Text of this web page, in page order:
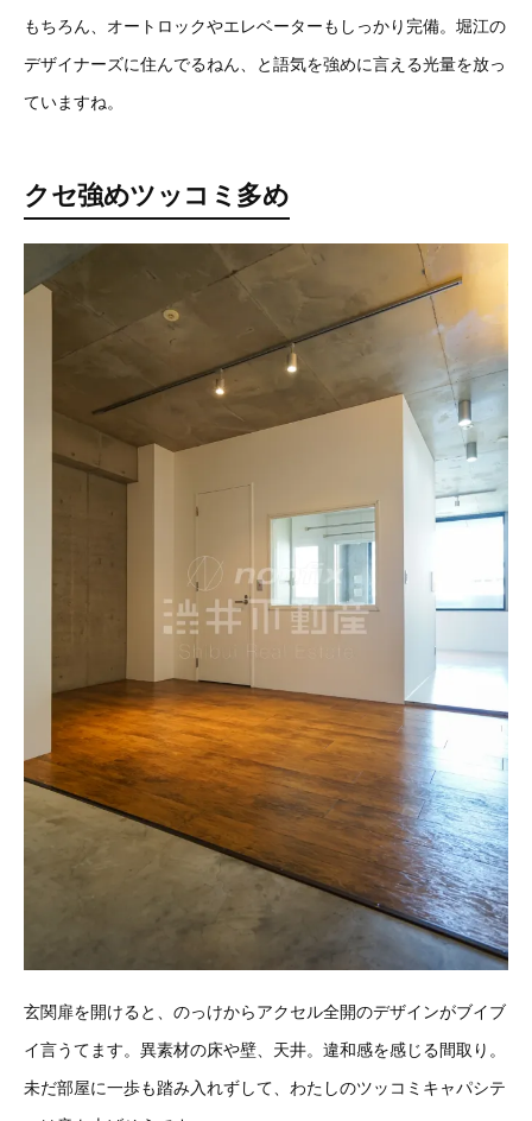
もちろん、オートロックやエレベーターもしっかり完備。堀江の
デザイナーズに住んでるねん、と語気を強めに言える光量を放っ
ていますね。
クセ強めツッコミ多め
玄関扉を開けると、のっけからアクセル全開のデザインがブイブ
イ言うてます。異素材の床や壁、天井。違和感を感じる間取り。
未だ部屋に一歩も踏み入れずして、わたしのツッコミキャパシテ